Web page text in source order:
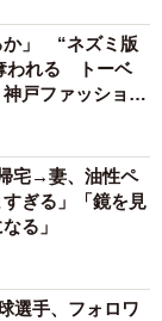
か」 “ネズミ版
われる トーベ
戸ファッション
宅→妻、油性ペ
ぎる」「鏡を見
る」
選手、フォロワ